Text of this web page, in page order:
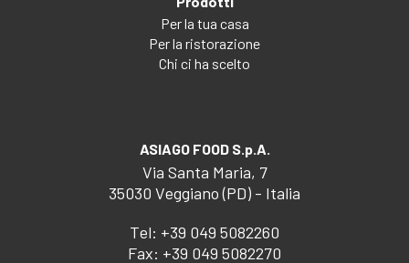
Per la tua casa
Per la ristorazione
Chi ci ha scelto
ASIAGO FOOD S.p.A.
Via Santa Maria, 7
35030 Veggiano (PD) - Italia
Tel: +39 049 5082260
Fax: +39 049 5082270